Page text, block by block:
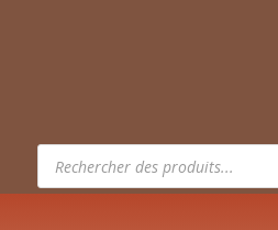
Recherche
produits